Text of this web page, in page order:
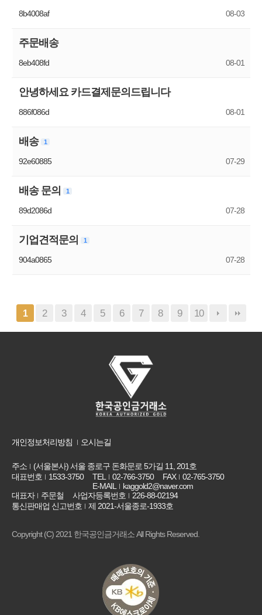
8b4008af 08-03
주문배송
8eb408fd 08-01
안녕하세요 카드결제문의드립니다
886f086d 08-01
배송 1
92e60885 07-29
배송 문의 1
89d2086d 07-28
기업견적문의 1
904a0865 07-28
1 2 3 4 5 6 7 8 9 10
개인정보처리방침 오시는길
주소
(서울본사) 서울 종로구 돈화문로 5가길 11, 201호
대표번호
1533-3750 TEL 02-766-3750 FAX
02-765-3750
E-MAIL
kaggold2@naver.com
대표자
주문철 사업자등록번호
226-88-02194
통신판매업 신고번호
제 2021-서울종로-1933호
Copyright (C) 2021 한국공인금거래소 All Rights Reserved.